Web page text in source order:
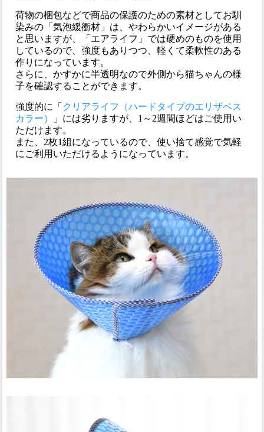
荷物の梱包などで商品の保護のための素材としてお馴
染みの「気泡緩衝材」は、やわらかいイメージがある
と思いますが、「エアライフ」では硬めのものを使用
しているので、強度もありつつ、軽くて柔軟性のある
作りになっています。
さらに、かすかに半透明なので外側から猫ちゃんの様
子を確認することができます。
強度的に「 クリアライフ（ハードタイプのエリザベス
カラー）
」には劣りますが、1～2週間ほどはご使用い
ただけます。
また、2枚1組になっているので、使い捨て感覚で気軽
にご利用いただけるようになっています。